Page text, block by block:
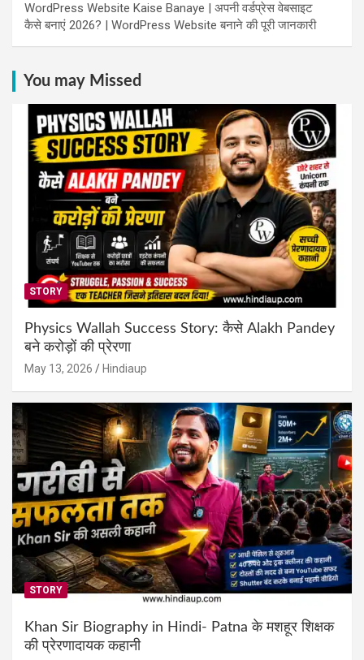
WordPress Website Kaise Banaye | अपनी वर्डप्रेस वेबसाइट
कैसे बनाएं 2026? | WordPress Website बनाने की पूरी जानकारी
You may Missed
STORY
Physics Wallah Success Story: कैसे Alakh Pandey
बने करोड़ों की प्रेरणा
May 13, 2026 Hindiaup
STORY
Khan Sir Biography in Hindi- Patna के मशहूर शिक्षक
की प्रेरणादायक कहानी